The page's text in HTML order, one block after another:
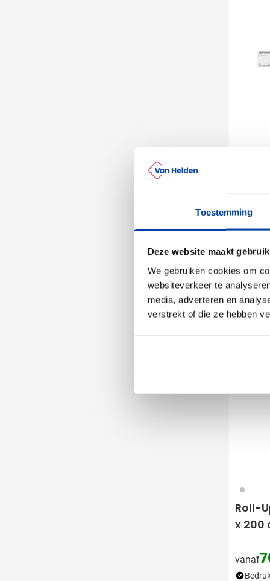
Toestemming
Deze website maakt
We gebruiken cookies om
websiteverkeer te
media, adverteren en
verstrekt of die ze hebben
vanaf
032
Roll-
x 200
vanaf